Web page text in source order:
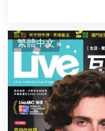
繁體中文